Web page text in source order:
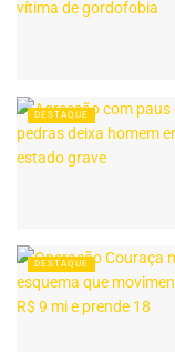
DESTAQUE
DESTAQUE